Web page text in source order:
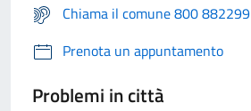
Chiama il comune 800 882299
Prenota un appuntamento
Problemi in città